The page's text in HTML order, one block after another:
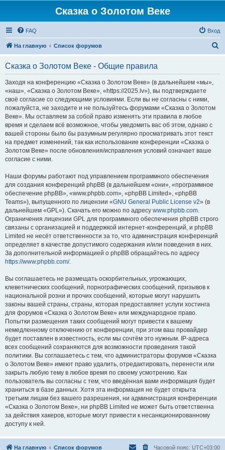
Сказка о Золотом Веке
FAQ Вход
На главную Список форумов
Сказка о Золотом Веке - Общие правила
Заходя на конференцию «Сказка о Золотом Веке» (в дальнейшем «мы»,
«наш», «Сказка о Золотом Веке», «https://2025.lv»), вы подтверждаете
своё согласие со следующими условиями. Если вы не согласны с ними,
пожалуйста, не заходите и не пользуйтесь форумами «Сказка о Золотом
Веке». Мы оставляем за собой право изменять эти правила в любое
время и сделаем всё возможное, чтобы уведомить вас об этом, однако с
вашей стороны было бы разумным регулярно просматривать этот текст
на предмет изменений, так как использование конференции «Сказка о
Золотом Веке» после обновления/исправления условий означает ваше
согласие с ними.
Наши форумы работают под управлением программного обеспечения
для создания конференций phpBB (в дальнейшем «они», «программное
обеспечение phpBB», «www.phpbb.com», «phpBB Limited», «phpBB
Teams»), выпущенного по лицензии «GNU General Public License v2» (в
дальнейшем «GPL»). Скачать его можно по адресу www.phpbb.com.
Ограничения лицензии GPL для программного обеспечения phpBB строго
связаны с организацией и поддержкой интернет-конференций, и phpBB
Limited не несёт ответственности за то, что администрация конференций
определяет в качестве допустимого содержания и/или поведения в них.
За дополнительной информацией о phpBB обращайтесь по адресу
https://www.phpbb.com/.
Вы соглашаетесь не размещать оскорбительных, угрожающих,
клеветнических сообщений, порнографических сообщений, призывов к
национальной розни и прочих сообщений, которые могут нарушить
законы вашей страны, страны, которая предоставляет услуги хостинга
для форумов «Сказка о Золотом Веке» или международное право.
Попытки размещения таких сообщений могут привести к вашему
немедленному отключению от конференции, при этом ваш провайдер
будет поставлен в известность, если мы сочтём это нужным. IP-адреса
всех сообщений сохраняются для возможности проведения такой
политики. Вы соглашаетесь с тем, что администраторы форумов «Сказка
о Золотом Веке» имеют право удалить, отредактировать, перенести или
закрыть любую тему в любое время по своему усмотрению. Как
пользователь вы согласны с тем, что введённая вами информация будет
храниться в базе данных. Хотя эта информация не будет открыта
третьим лицам без вашего разрешения, ни администрация конференции
«Сказка о Золотом Веке», ни phpBB Limited не может быть ответственна
за действия хакеров, которые могут привести к несанкционированному
доступу к ней.
На главную Список форумов Часовой пояс: UTC+03:00